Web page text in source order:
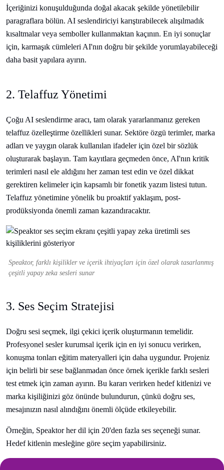
İçeriğinizi konuşulduğunda doğal akacak şekilde yönetilebilir
paragraflara bölün. AI seslendiriciyi karıştırabilecek alışılmadık
kısaltmalar veya semboller kullanmaktan kaçının. En iyi sonuçlar
için, karmaşık cümleleri AI'nın doğru bir şekilde yorumlayabileceği
daha basit yapılara ayırın.
2. Telaffuz Yönetimi
Çoğu AI seslendirme aracı, tam olarak yararlanmanız gereken
telaffuz özelleştirme özellikleri sunar. Sektöre özgü terimler, marka
adları ve yaygın olarak kullanılan ifadeler için özel bir sözlük
oluşturarak başlayın. Tam kayıtlara geçmeden önce, AI'nın kritik
terimleri nasıl ele aldığını her zaman test edin ve özel dikkat
gerektiren kelimeler için kapsamlı bir fonetik yazım listesi tutun.
Telaffuz yönetimine yönelik bu proaktif yaklaşım, post-
prodüksiyonda önemli zaman kazandıracaktır.
Speaktor, farklı kişilikler ve içerik ihtiyaçları için özel olarak tasarlanmış
çeşitli yapay zeka sesleri sunar
3. Ses Seçim Stratejisi
Doğru sesi seçmek, ilgi çekici içerik oluşturmanın temelidir.
Profesyonel sesler kurumsal içerik için en iyi sonucu verirken,
konuşma tonları eğitim materyalleri için daha uygundur. Projeniz
için belirli bir sese bağlanmadan önce örnek içerikle farklı sesleri
test etmek için zaman ayırın. Bu kararı verirken hedef kitlenizi ve
marka kişiliğinizi göz önünde bulundurun, çünkü doğru ses,
mesajınızın nasıl alındığını önemli ölçüde etkileyebilir.
Örneğin, Speaktor her dil için 20'den fazla ses seçeneği sunar.
Hedef kitlenin mesleğine göre seçim yapabilirsiniz.